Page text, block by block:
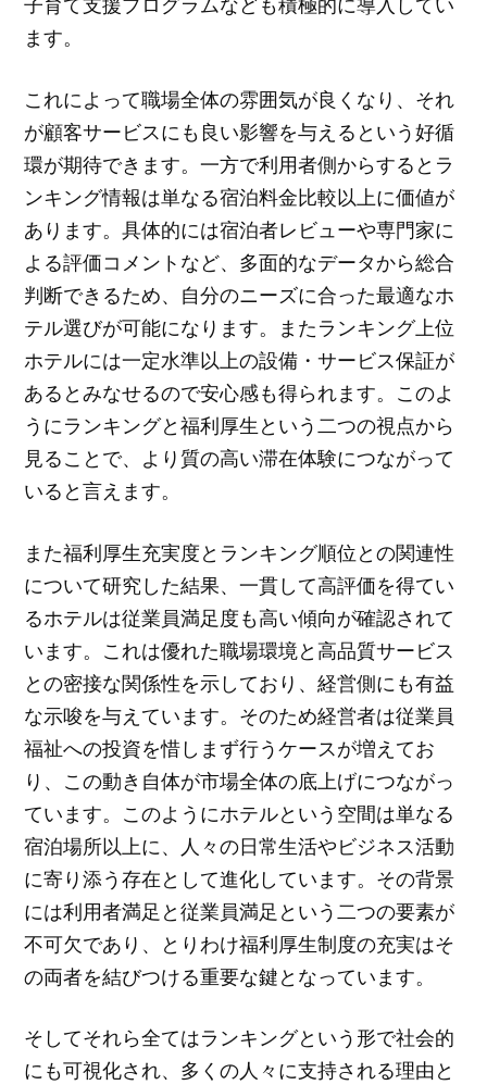
ます。
これによって職場全体の雰囲気が良くなり、それ
が顧客サービスにも良い影響を与えるという好循
環が期待できます。一方で利用者側からするとラ
ンキング情報は単なる宿泊料金比較以上に価値が
あります。具体的には宿泊者レビューや専門家に
よる評価コメントなど、多面的なデータから総合
判断できるため、自分のニーズに合った最適なホ
テル選びが可能になります。またランキング上位
ホテルには一定水準以上の設備・サービス保証が
あるとみなせるので安心感も得られます。このよ
うにランキングと福利厚生という二つの視点から
見ることで、より質の高い滞在体験につながって
いると言えます。
また福利厚生充実度とランキング順位との関連性
について研究した結果、一貫して高評価を得てい
るホテルは従業員満足度も高い傾向が確認されて
います。これは優れた職場環境と高品質サービス
との密接な関係性を示しており、経営側にも有益
な示唆を与えています。そのため経営者は従業員
福祉への投資を惜しまず行うケースが増えてお
り、この動き自体が市場全体の底上げにつながっ
ています。このようにホテルという空間は単なる
宿泊場所以上に、人々の日常生活やビジネス活動
に寄り添う存在として進化しています。その背景
には利用者満足と従業員満足という二つの要素が
不可欠であり、とりわけ福利厚生制度の充実はそ
の両者を結びつける重要な鍵となっています。
そしてそれら全てはランキングという形で社会的
にも可視化され、多くの人々に支持される理由と